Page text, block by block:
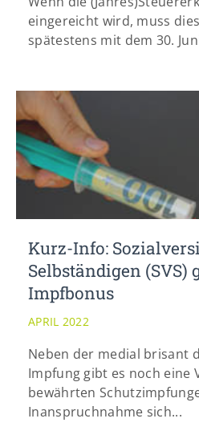
eingereicht wird, muss
spätestens mit dem 30.
Kurz-Info:
Selbständigen (SVS)
Impfbonus
APRIL 2022
Neben der medial brisant
Impfung gibt es noch eine
bewährten
Inanspruchnahme sich...